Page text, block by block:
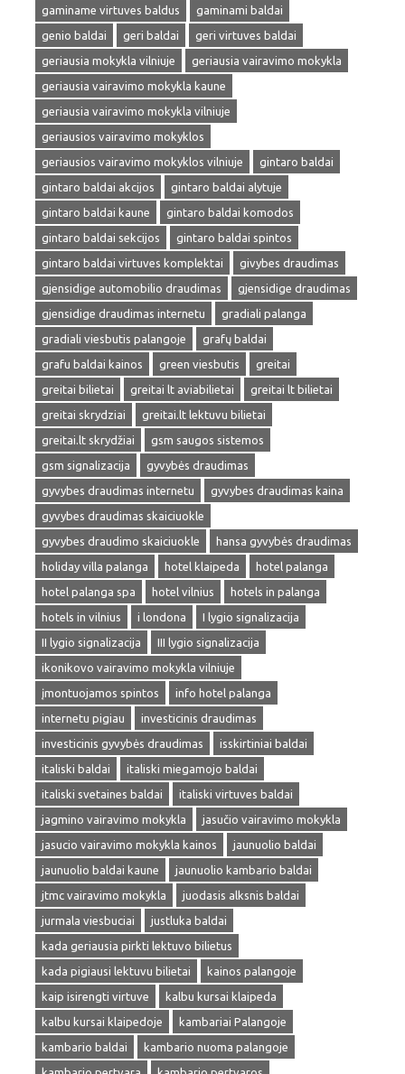
gaminame virtuves baldus
gaminami baldai
genio baldai
geri baldai
geri virtuves baldai
geriausia mokykla vilniuje
geriausia vairavimo mokykla
geriausia vairavimo mokykla kaune
geriausia vairavimo mokykla vilniuje
geriausios vairavimo mokyklos
geriausios vairavimo mokyklos vilniuje
gintaro baldai
gintaro baldai akcijos
gintaro baldai alytuje
gintaro baldai kaune
gintaro baldai komodos
gintaro baldai sekcijos
gintaro baldai spintos
gintaro baldai virtuves komplektai
givybes draudimas
gjensidige automobilio draudimas
gjensidige draudimas
gjensidige draudimas internetu
gradiali palanga
gradiali viesbutis palangoje
grafų baldai
grafu baldai kainos
green viesbutis
greitai
greitai bilietai
greitai lt aviabilietai
greitai lt bilietai
greitai skrydziai
greitai.lt lektuvu bilietai
greitai.lt skrydžiai
gsm saugos sistemos
gsm signalizacija
gyvybės draudimas
gyvybes draudimas internetu
gyvybes draudimas kaina
gyvybes draudimas skaiciuokle
gyvybes draudimo skaiciuokle
hansa gyvybės draudimas
holiday villa palanga
hotel klaipeda
hotel palanga
hotel palanga spa
hotel vilnius
hotels in palanga
hotels in vilnius
i londona
I lygio signalizacija
II lygio signalizacija
III lygio signalizacija
ikonikovo vairavimo mokykla vilniuje
įmontuojamos spintos
info hotel palanga
internetu pigiau
investicinis draudimas
investicinis gyvybės draudimas
isskirtiniai baldai
italiski baldai
italiski miegamojo baldai
italiski svetaines baldai
italiski virtuves baldai
jagmino vairavimo mokykla
jasučio vairavimo mokykla
jasucio vairavimo mokykla kainos
jaunuolio baldai
jaunuolio baldai kaune
jaunuolio kambario baldai
jtmc vairavimo mokykla
juodasis alksnis baldai
jurmala viesbuciai
justluka baldai
kada geriausia pirkti lektuvo bilietus
kada pigiausi lektuvu bilietai
kainos palangoje
kaip isirengti virtuve
kalbu kursai klaipeda
kalbu kursai klaipedoje
kambariai Palangoje
kambario baldai
kambario nuoma palangoje